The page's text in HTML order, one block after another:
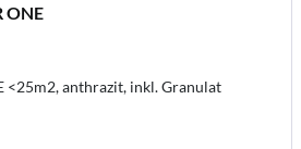
ONE
<25m2, anthrazit, inkl. Granulat